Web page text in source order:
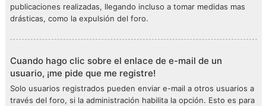
publicaciones realizadas, llegando incluso a tomar medidas mas
drásticas, como la expulsión del foro.
Cuando hago clic sobre el enlace de e-mail de un
usuario, ¡me pide que me registre!
Solo usuarios registrados pueden enviar e-mail a otros usuarios a
través del foro, si la administración habilita la opción. Esto es para